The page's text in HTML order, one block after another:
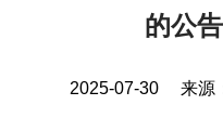
的公告
2025-07-30 来源